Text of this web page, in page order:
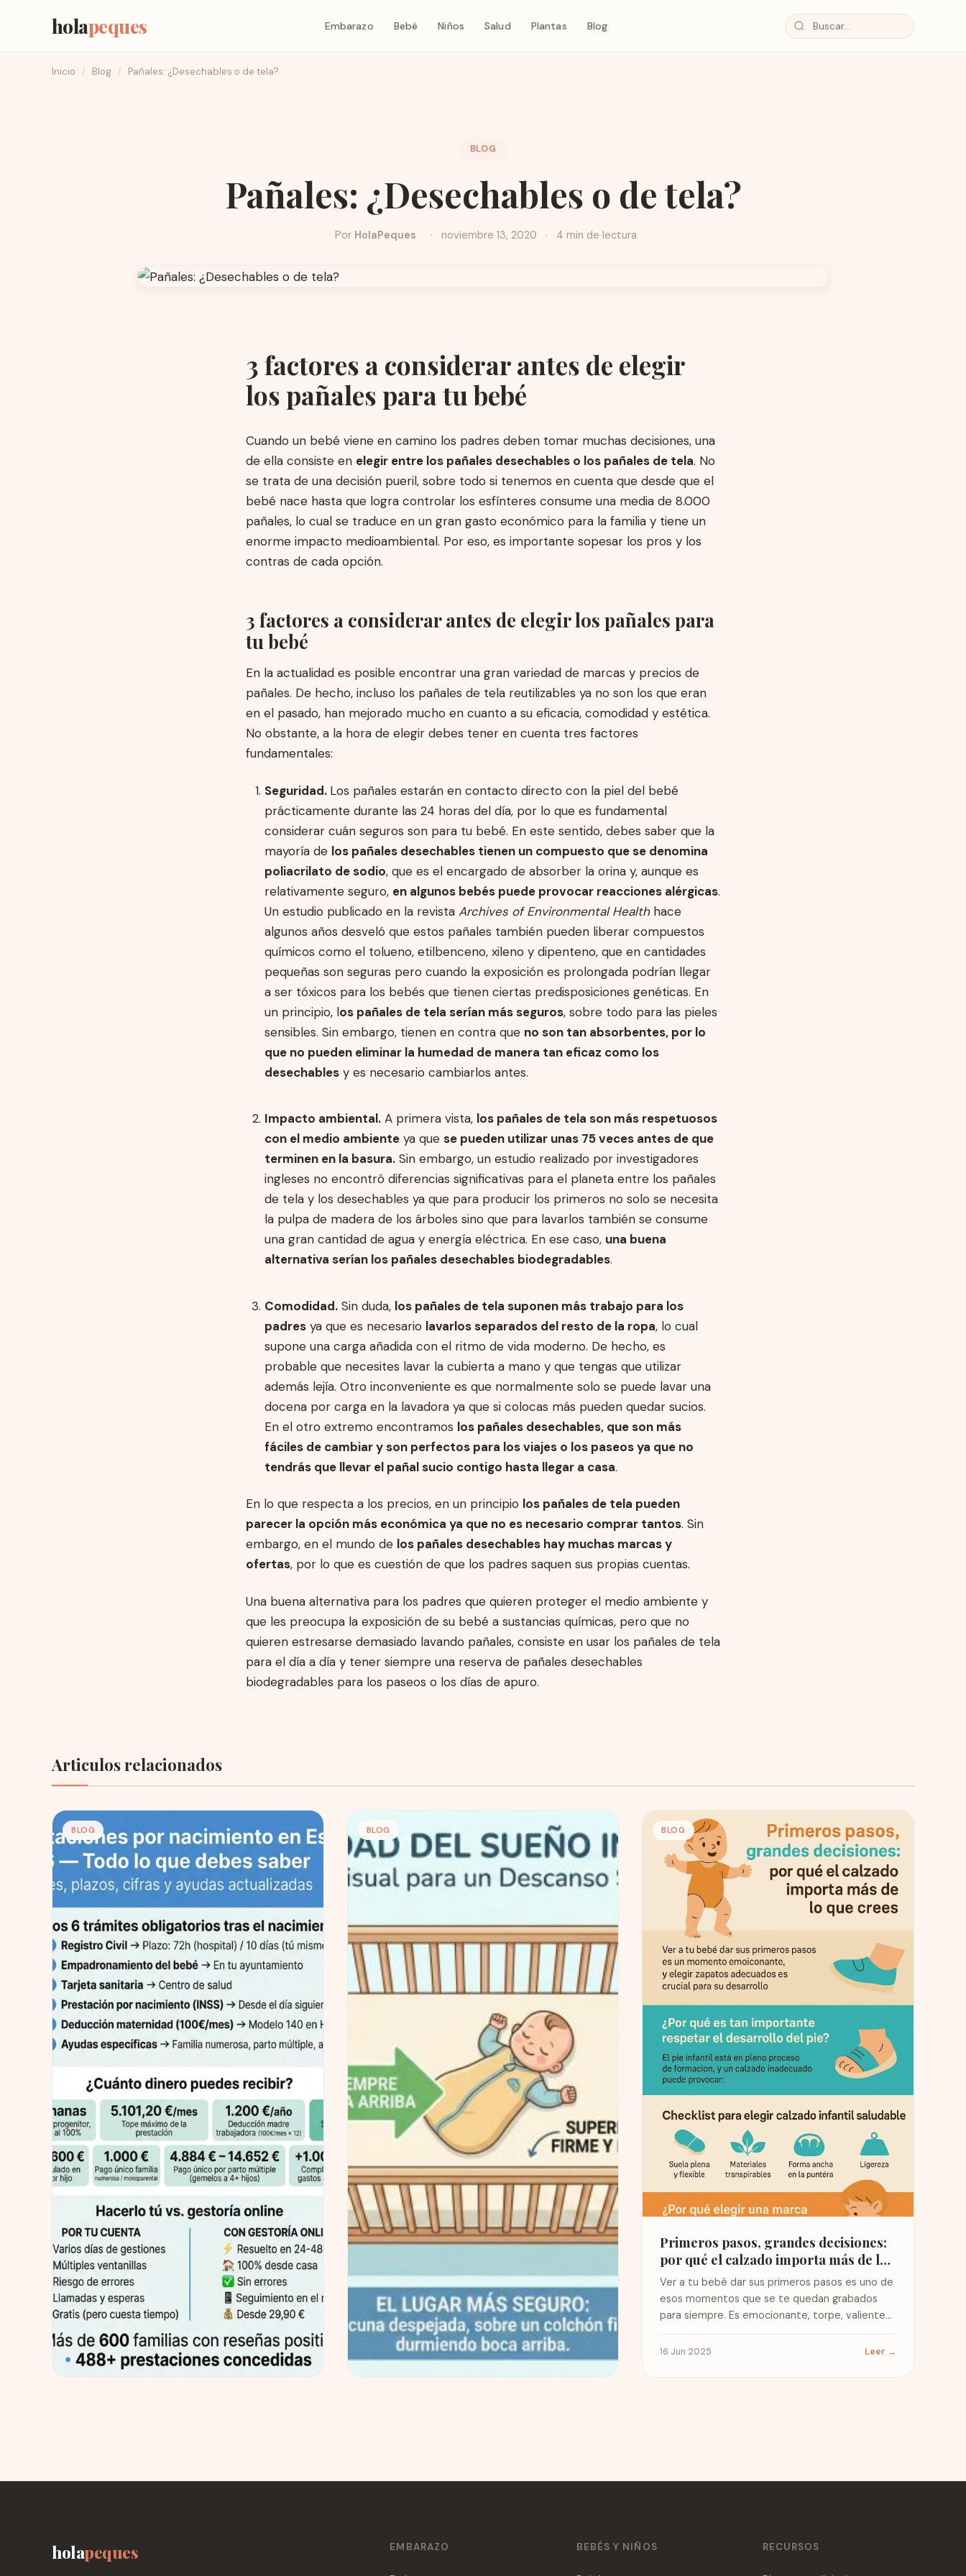
holapeques Embarazo Bebé Niños Salud Plantas Blog
Inicio / Blog / Pañales: ¿Desechables o de tela?
BLOG
Pañales: ¿Desechables o de tela?
Por HolaPeques · noviembre 13, 2020 · 4 min de lectura
3 factores a considerar antes de elegir
los pañales para tu bebé
Cuando un bebé viene en camino los padres deben tomar muchas decisiones, una
de ella consiste en elegir entre los pañales desechables o los pañales de tela. No
se trata de una decisión pueril, sobre todo si tenemos en cuenta que desde que el
bebé nace hasta que logra controlar los esfínteres consume una media de 8.000
pañales, lo cual se traduce en un gran gasto económico para la familia y tiene un
enorme impacto medioambiental. Por eso, es importante sopesar los pros y los
contras de cada opción.
3 factores a considerar antes de elegir los pañales para
tu bebé
En la actualidad es posible encontrar una gran variedad de marcas y precios de
pañales. De hecho, incluso los pañales de tela reutilizables ya no son los que eran
en el pasado, han mejorado mucho en cuanto a su eficacia, comodidad y estética.
No obstante, a la hora de elegir debes tener en cuenta tres factores
fundamentales:
Seguridad. Los pañales estarán en contacto directo con la piel del bebé
prácticamente durante las 24 horas del día, por lo que es fundamental
considerar cuán seguros son para tu bebé. En este sentido, debes saber que la
mayoría de los pañales desechables tienen un compuesto que se denomina
poliacrilato de sodio, que es el encargado de absorber la orina y, aunque es
relativamente seguro, en algunos bebés puede provocar reacciones alérgicas.
Un estudio publicado en la revista Archives of Environmental Healthhace
algunos años desveló que estos pañales también pueden liberar compuestos
químicos como el tolueno, etilbenceno, xileno y dipenteno, que en cantidades
pequeñas son seguras pero cuando la exposición es prolongada podrían llegar
a ser tóxicos para los bebés que tienen ciertas predisposiciones genéticas. En
un principio, los pañales de tela serían más seguros, sobre todo para las pieles
sensibles. Sin embargo, tienen en contra que no son tan absorbentes, por lo
que no pueden eliminar la humedad de manera tan eficaz como los
desechablesy es necesario cambiarlos antes.
Impacto ambiental.A primera vista, los pañales de tela son más respetuosos
con el medio ambienteya que se pueden utilizar unas 75 veces antes de que
terminen en la basura.Sin embargo, un estudio realizado por investigadores
ingleses no encontró diferencias significativas para el planeta entre los pañales
de tela y los desechables ya que para producir los primeros no solo se necesita
la pulpa de madera de los árboles sino que para lavarlos también se consume
una gran cantidad de agua y energía eléctrica. En ese caso, una buena
alternativa serían los pañales desechables biodegradables.
Comodidad.Sin duda, los pañales de tela suponen más trabajo para los
padresya que es necesario lavarlos separados del resto de la ropa, lo cual
supone una carga añadida con el ritmo de vida moderno. De hecho, es
probable que necesites lavar la cubierta a mano y que tengas que utilizar
además lejía. Otro inconveniente es que normalmente solo se puede lavar una
docena por carga en la lavadora ya que si colocas más pueden quedar sucios.
En el otro extremo encontramos los pañales desechables, que son más
fáciles de cambiar y son perfectos para los viajes o los paseos ya que no
tendrás que llevar el pañal sucio contigo hasta llegar a casa.
En lo que respecta a los precios, en un principio los pañales de tela pueden
parecer la opción más económica ya que no es necesario comprar tantos. Sin
embargo, en el mundo de los pañales desechables hay muchas marcas y
ofertas, por lo que es cuestión de que los padres saquen sus propias cuentas.
Una buena alternativa para los padres que quieren proteger el medio ambiente y
que les preocupa la exposición de su bebé a sustancias químicas, pero que no
quieren estresarse demasiado lavando pañales, consiste en usar los pañales de tela
para el día a día y tener siempre una reserva de pañales desechables
biodegradables para los paseos o los días de apuro.
Articulos relacionados
BLOG BLOG BLOG
Primeros pasos, grandes decisiones:
por qué el calzado importa más de lo
que crees
Ver a tu bebé dar sus primeros pasos es uno de
esos momentos que se te quedan grabados
para siempre. Es emocionante, torpe, valiente…
16 Jun 2025 Leer →
holapeques EMBARAZO BEBÉS Y NIÑOS RECURSOS